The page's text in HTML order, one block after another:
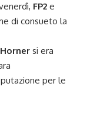
FP2 e
di consueto la
si era
per le